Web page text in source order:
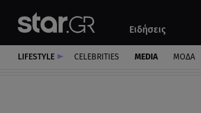
Ειδήσεις
Αυτοκίνητο
LIFESTYLE CELEBRITIES MEDIA ΜΟΔΑ